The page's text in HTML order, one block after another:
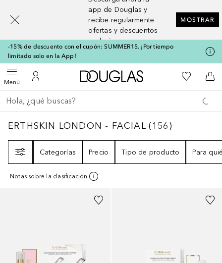
app de Douglas y
recibe regularmente
ofertas y descuentos
exclusivos
MOSTRAR
-15% de descuento con el cupón: SUMMER15. ¡Por tiempo
limitado solo en la App!
MenúAbrir menúMi cuenta
A Douglas HomeMi lista de
A
Regresar
Ejecutar búsqueda
ERTHSKIN LONDON - FACIAL 156
ERTHSKIN LONDON - FACIAL (156)
Categorías
Precio Tipo de producto Para
Notas sobre la clasificación
[navigation.slideout.screenreader]